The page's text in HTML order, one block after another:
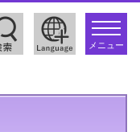
toggle
メニュー